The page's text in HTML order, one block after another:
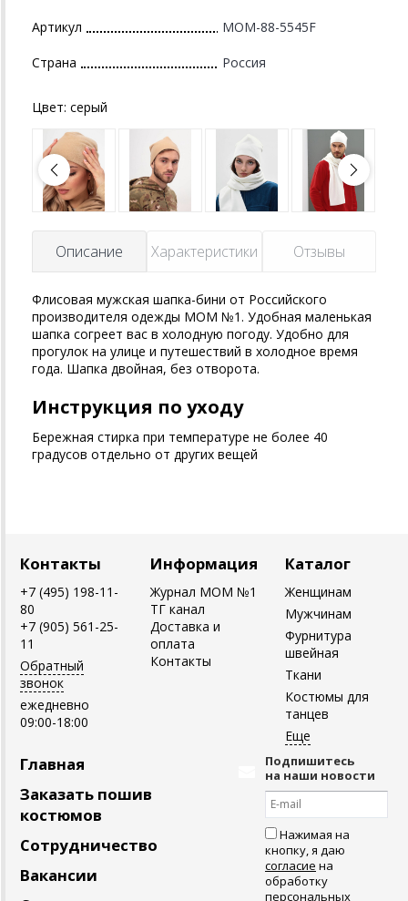
Артикул MOM-88-5545F
Страна Россия
Цвет: серый
Описание Характеристики Отзывы
Флисовая мужская шапка-бини от Российского
производителя одежды MOM №1. Удобная маленькая
шапка согреет вас в холодную погоду. Удобно для
прогулок на улице и путешествий в холодное время
года. Шапка двойная, без отворота.
Инструкция по уходу
Бережная стирка при температуре не более 40
градусов отдельно от других вещей
Контакты
+7 (495) 198-11-
80
+7 (905) 561-25-
11
Обратный
звонок
ежедневно
09:00-18:00
Информация
Журнал MOM №1
ТГ канал
Доставка и
оплата
Контакты
Каталог
Женщинам
Мужчинам
Фурнитура
швейная
Ткани
Костюмы для
танцев
Главная
Заказать пошив
костюмов
Сотрудничество
Вакансии
Подпишитесь
на наши новости
Нажимая на
кнопку, я даю
согласие на
обработку
персональных